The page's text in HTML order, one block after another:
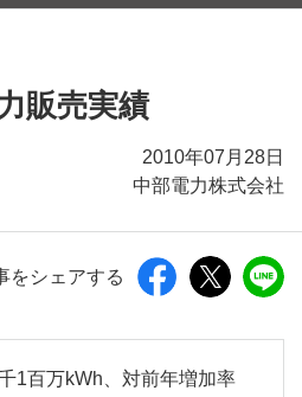
販売実績
2010年07月28日
中部電力株式会社
をシェアする
1百万kWh、対前年増加率